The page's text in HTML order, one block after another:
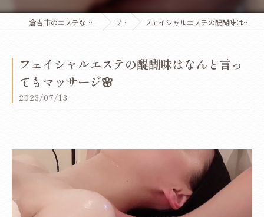
倉吉市のエステならCalme Esthetique ブログ フェイシャルエステの醍醐味はなんと言ってもマッサージ🌸
フェイシャルエステの醍醐味はなんと言っ
てもマッサージ🌸
2023/07/13